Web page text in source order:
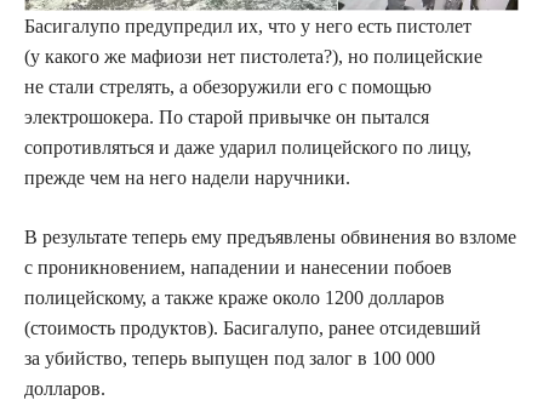
Басигалупо предупредил их, что у него есть пистолет
(у какого же мафиози нет пистолета?), но полицейские
не стали стрелять, а обезоружили его с помощью
электрошокера. По старой привычке он пытался
сопротивляться и даже ударил полицейского по лицу,
прежде чем на него надели наручники.
В результате теперь ему предъявлены обвинения во взломе
с проникновением, нападении и нанесении побоев
полицейскому, а также краже около 1200 долларов
(стоимость продуктов). Басигалупо, ранее отсидевший
за убийство, теперь выпущен под залог в 100 000
долларов.